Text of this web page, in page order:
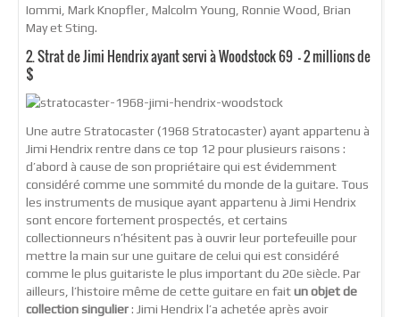
Iommi, Mark Knopfler, Malcolm Young, Ronnie Wood, Brian
May et Sting.
2. Strat de Jimi Hendrix ayant servi à Woodstock 69 – 2 millions de
$
Une autre Stratocaster (1968 Stratocaster) ayant appartenu à
Jimi Hendrix rentre dans ce top 12 pour plusieurs raisons :
d’abord à cause de son propriétaire qui est évidemment
considéré comme une sommité du monde de la guitare. Tous
les instruments de musique ayant appartenu à Jimi Hendrix
sont encore fortement prospectés, et certains
collectionneurs n’hésitent pas à ouvrir leur portefeuille pour
mettre la main sur une guitare de celui qui est considéré
comme le plus guitariste le plus important du 20e siècle. Par
ailleurs, l’histoire même de cette guitare en faitun objet de
collection singulier: Jimi Hendrix l’a achetée après avoir